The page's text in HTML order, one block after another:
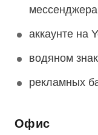
аккаунте на
водяном
рекламных
Офис